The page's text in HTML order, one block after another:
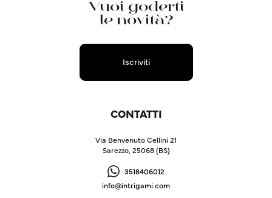
Vuoi goderti
le novità?
Iscriviti
CONTATTI
Via Benvenuto Cellini 21
Sarezzo, 25068 (BS)
3518406012
info@intrigami.com